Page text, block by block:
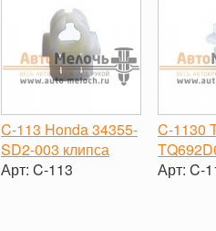
C-113 Honda 34355-
SD2-003 клипса
Арт: C-113
C-1130
Арт: C-